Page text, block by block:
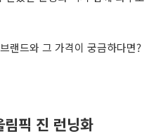
랜드와 그 가격이 궁금하다면?
픽 진 런닝화